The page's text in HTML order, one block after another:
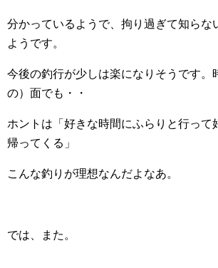
分かっているようで、拘り過ぎて知らな
ようです。
今後の釣行が少しは楽になりそうです。
の）面でも・・
ホントは「好きな時間にふらりと行って
帰ってくる」
こんな釣りが理想なんだよなあ。
では、また。